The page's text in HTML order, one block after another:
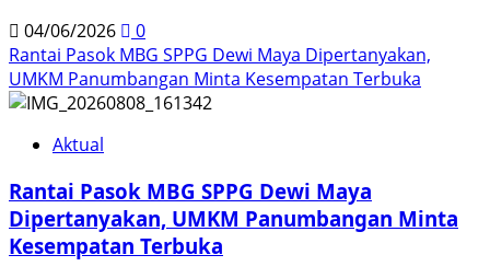
04/06/2026
0
Rantai Pasok MBG SPPG Dewi Maya Dipertanyakan,
UMKM Panumbangan Minta Kesempatan Terbuka
Aktual
Rantai Pasok MBG SPPG Dewi Maya
Dipertanyakan, UMKM Panumbangan Minta
Kesempatan Terbuka